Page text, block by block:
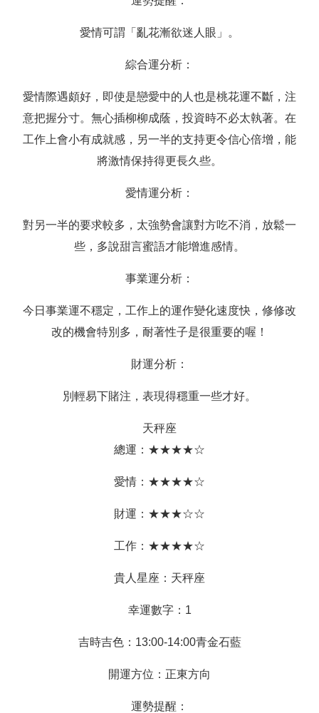
愛情可謂「亂花漸欲迷人眼」。
綜合運分析：
愛情際遇頗好，即使是戀愛中的人也是桃花運不斷，注
意把握分寸。無心插柳柳成蔭，投資時不必太執著。在
工作上會小有成就感，另一半的支持更令信心倍增，能
將激情保持得更長久些。
愛情運分析：
對另一半的要求較多，太強勢會讓對方吃不消，放鬆一
些，多說甜言蜜語才能增進感情。
事業運分析：
今日事業運不穩定，工作上的運作變化速度快，修修改
改的機會特別多，耐著性子是很重要的喔！
財運分析：
別輕易下賭注，表現得穩重一些才好。
天秤座
總運：★★★★☆
愛情：★★★★☆
財運：★★★☆☆
工作：★★★★☆
貴人星座：天秤座
幸運數字：1
吉時吉色：13:00-14:00青金石藍
開運方位：正東方向
運勢提醒：